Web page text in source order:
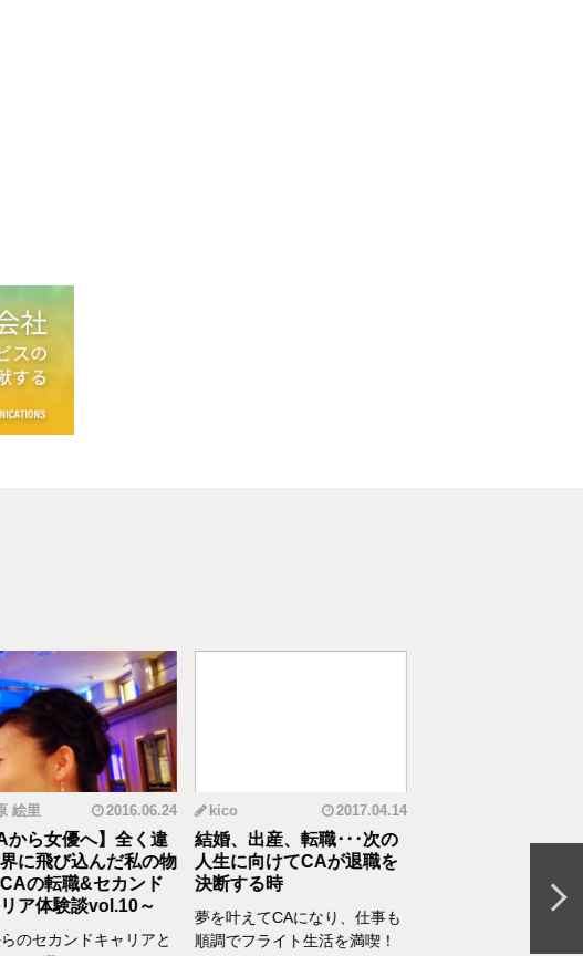
絵里 2016.06.24
から女優へ】全く違
に飛び込んだ私の物
の転職&セカンド
ア体験談vol.10～
のセカンドキャリアと
kico 2017.04.14
結婚、出産、転職･･･次の
人生に向けてCAが退職を
決断する時
夢を叶えてCAになり、仕事も
順調でフライト生活を満喫！
元CAの育児論！離
間を持ちたいをCA